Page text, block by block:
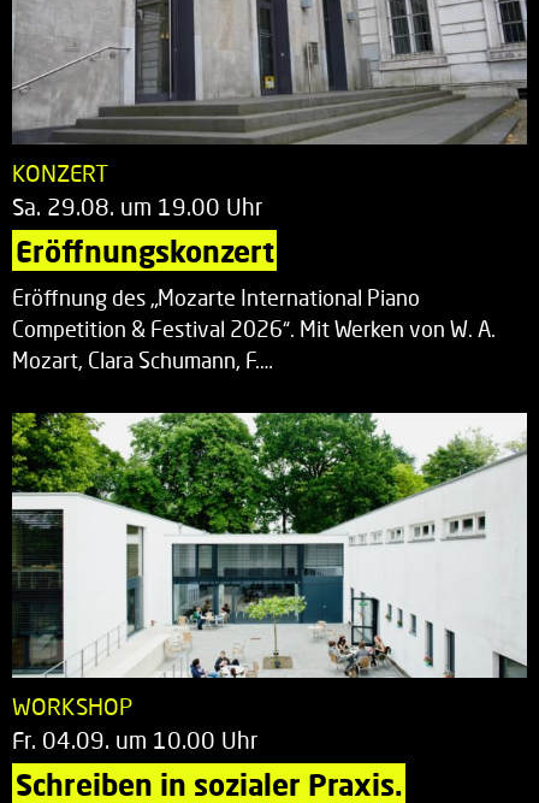
KONZERT
Sa. 29.08. um 19.00 Uhr
Eröffnungskonzert
Eröffnung des „Mozarte International Piano
Competition & Festival 2026“. Mit Werken von W. A.
Mozart, Clara Schumann, F.…
WORKSHOP
Fr. 04.09. um 10.00 Uhr
Schreiben in sozialer Praxis.